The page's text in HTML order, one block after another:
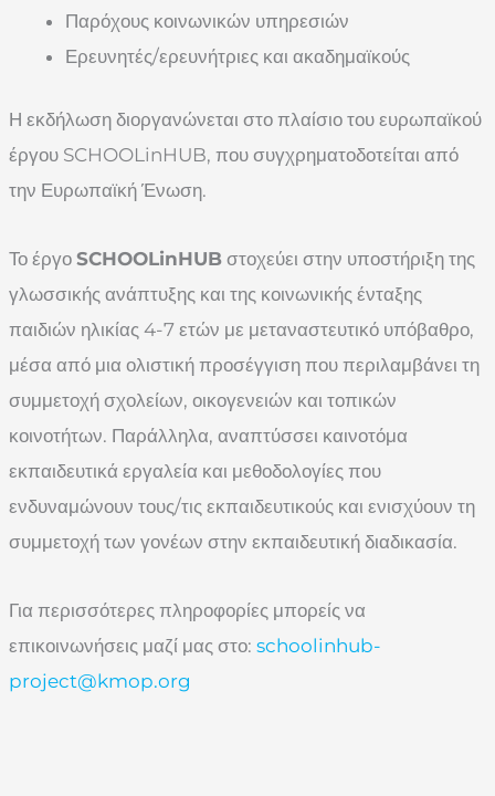
Παρόχους κοινωνικών υπηρεσιών
Ερευνητές/ερευνήτριες και ακαδημαϊκούς
Η εκδήλωση διοργανώνεται στο πλαίσιο του ευρωπαϊκού
έργου SCHOOLinHUB, που συγχρηματοδοτείται από
την Ευρωπαϊκή Ένωση.
Το έργο SCHOOLinHUB στοχεύει στην υποστήριξη της
γλωσσικής ανάπτυξης και της κοινωνικής ένταξης
παιδιών ηλικίας 4-7 ετών με μεταναστευτικό υπόβαθρο,
μέσα από μια ολιστική προσέγγιση που περιλαμβάνει τη
συμμετοχή σχολείων, οικογενειών και τοπικών
κοινοτήτων. Παράλληλα, αναπτύσσει καινοτόμα
εκπαιδευτικά εργαλεία και μεθοδολογίες που
ενδυναμώνουν τους/τις εκπαιδευτικούς και ενισχύουν τη
συμμετοχή των γονέων στην εκπαιδευτική διαδικασία.
Για περισσότερες πληροφορίες μπορείς να
επικοινωνήσεις μαζί μας στο: schoolinhub-
project@kmop.org